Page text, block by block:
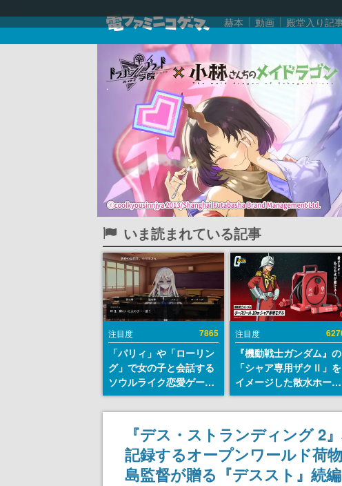
赫本 動画 殿堂入り記
いま読まれている記事
注目度 7865
「パリィ」や「ローリン
グ」で女の子と会話する
ソウルライク恋愛ゲーム
『小早川さんはソウルラ
イク』無料公開。返事に
失敗すると「YOU
DIED」
注目度
『機動戦士ガンダム』の
「シャア専用ザクⅡ」を
イメージした散水ホース
リールが予約開始。本体
にはシャアのパーソナル
マークやジオン公国軍の
エンブレム、型式番号な
どを配置
『デス・ストランディング 2
記録するオープンワールド荷
島監督が贈る『デススト』続編